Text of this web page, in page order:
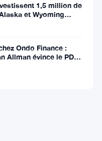
1,5 million de
et Wyoming
Ondo Finance :
Allman évince le PDG